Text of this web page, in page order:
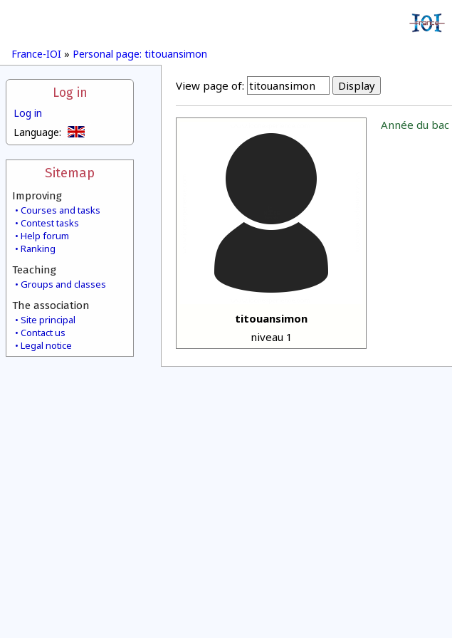
France-IOI » Personal page: titouansimon
Log in
Log in
Language:
Sitemap
Improving
Courses and tasks
Contest tasks
Help forum
Ranking
Teaching
Groups and classes
The association
Site principal
Contact us
Legal notice
View page of:
titouansimon
niveau 1
Année du bac